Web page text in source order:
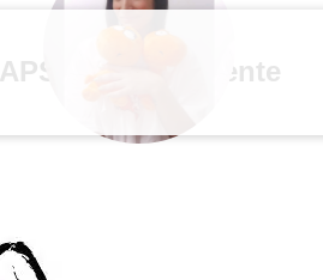
APS EduLentaMente